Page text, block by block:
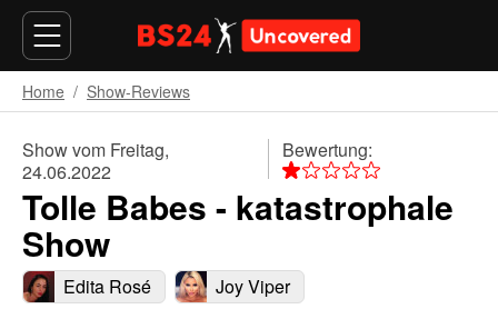
Home Show-Reviews
Show vom Freitag,
24.06.2022
Bewertung:
Tolle Babes - katastrophale
Show
Edita Rosé Joy Viper